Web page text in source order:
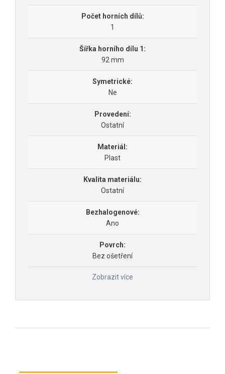
Počet horních dílů:
1
Šířka horního dílu 1:
92 mm
Symetrické:
Ne
Provedení:
Ostatní
Materiál:
Plast
Kvalita materiálu:
Ostatní
Bezhalogenové:
Ano
Povrch:
Bez ošetření
Zobrazit více